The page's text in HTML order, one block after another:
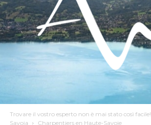
Trovare il vostro esperto non è mai stato così facile!
Savoia
Charpentiers en Haute-Savoie